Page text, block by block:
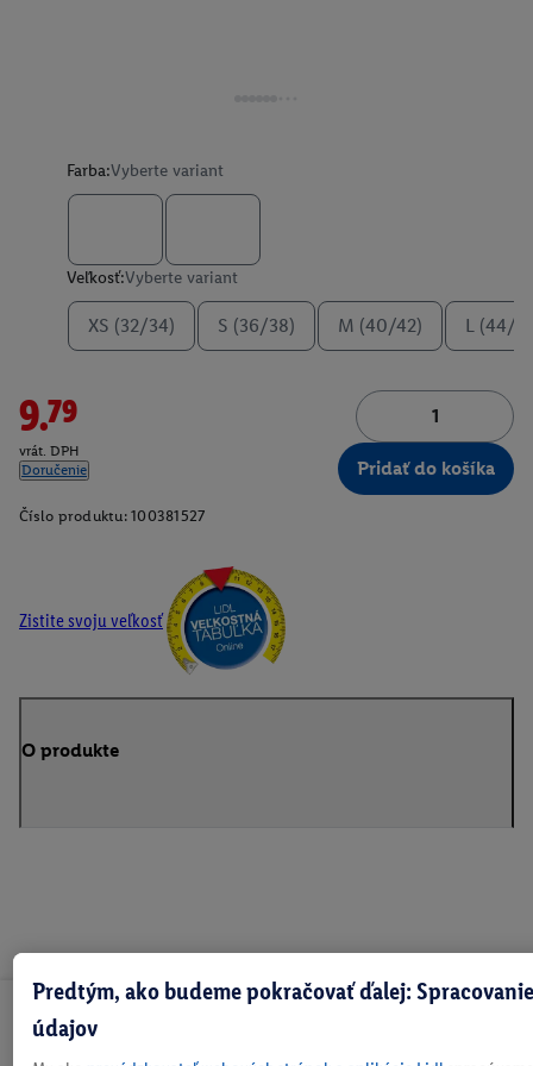
Farba:Vyberte variant
Veľkosť:Vyberte variant
XS (32/34) S (36/38) M (40/42) L (44/
9.79
vrát. DPH
Doručenie
Pridať do košíka
Číslo produktu: 100381527
Zistite svoju veľkosť
O produkte
Predtým, ako budeme pokračovať ďalej:
údajov